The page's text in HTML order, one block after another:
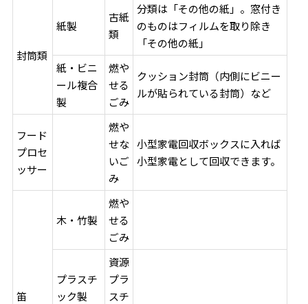
封筒類
紙製
古紙
類
分類は「その他の紙」。窓付き
のものはフィルムを取り除き
「その他の紙」
紙・ビニ
ール複合
製
燃や
せる
ごみ
クッション封筒（内側にビニー
ルが貼られている封筒）など
フード
プロセ
ッサー
燃や
せな
いご
み
小型家電回収ボックスに入れば
小型家電として回収できます。
笛
木・竹製
燃や
せる
ごみ
プラスチ
ック製
資源
プラ
スチ